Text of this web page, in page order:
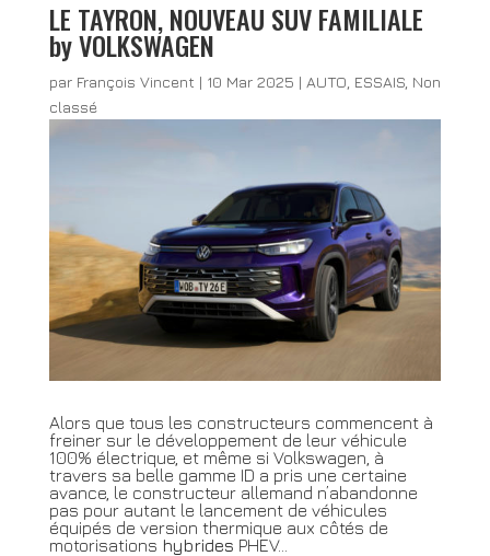
LE TAYRON, NOUVEAU SUV FAMILIALE
by VOLKSWAGEN
par François Vincent | 10 Mar 2025 | AUTO ESSAIS, Non
classé
Alors que tous les constructeurs commencent à
freiner sur le développement de leur véhicule
100% électrique, et même si Volkswagen, à
travers sa belle gamme ID a pris une certaine
avance, le constructeur allemand n’abandonne
pas pour autant le lancement de véhicules
équipés de version thermique aux côtés de
motorisations hybrides PHEV…